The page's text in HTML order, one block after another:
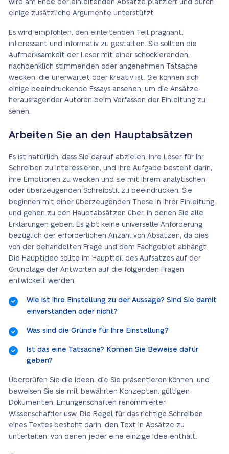
wird am Ende der einleitenden Absätze platziert und durch
einige zusätzliche Argumente unterstützt.
Es wird empfohlen, den einleitenden Teil prägnant,
interessant und informativ zu gestalten. Sie sollten die
Aufmerksamkeit der Leser mit einer schockierenden,
nachdenklich stimmenden oder angenehmen Tatsache
wecken, die unerwartet oder kreativ ist. Sie können sich
einige beeindruckende Essays ansehen, um die Ansätze
herausragender Autoren beim Verfassen der Einleitung zu
sehen.
Arbeiten Sie an den Hauptabsätzen
Es ist natürlich, dass Sie darauf abzielen, Ihre Leser für Ihr
Schreiben zu interessieren, und Ihre Aufgabe besteht darin,
ihre Emotionen zu wecken und sie mit Ihrem analytischen
oder überzeugenden Schreibstil zu beeindrucken. Sie
beginnen mit einer überzeugenden These in Ihrer Einleitung
und gehen zu den Hauptabsätzen über, in denen Sie alle
Erklärungen geben. Es gibt keine universelle Anforderung
bezüglich der erforderlichen Anzahl von Absätzen, da dies
von der behandelten Frage und dem Fachgebiet abhängt.
Die Hauptidee sollte im Hauptteil des Aufsatzes auf der
Grundlage der Antworten auf die folgenden Fragen
entwickelt werden:
Wie ist Ihre Einstellung zu der Aussage? Sind Sie damit
einverstanden oder nicht?
Was sind die Gründe für Ihre Einstellung?
Ist das eine Tatsache? Können Sie Beweise dafür
geben?
Überprüfen Sie die Ideen, die Sie präsentieren können, und
beweisen Sie sie mit bewährten Konzepten, gültigen
Dokumenten, Errungenschaften renommierter
Wissenschaftler usw. Die Regel für das richtige Schreiben
eines Textes besteht darin, den Text in Absätze zu
unterteilen, von denen jeder eine einzige Idee enthält.